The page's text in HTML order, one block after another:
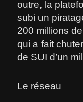
outre, la
subi un
200 millions
qui a fait
de SUI d’un
Le réseau